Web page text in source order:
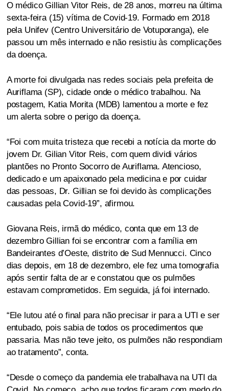
O médico Gillian Vitor Reis, de 28 anos, morreu na última
sexta-feira (15) vítima de Covid-19. Formado em 2018
pela Unifev (Centro Universitário de Votuporanga), ele
passou um mês internado e não resistiu às complicações
da doença.
A morte foi divulgada nas redes sociais pela prefeita de
Auriflama (SP), cidade onde o médico trabalhou. Na
postagem, Katia Morita (MDB) lamentou a morte e fez
um alerta sobre o perigo da doença.
“Foi com muita tristeza que recebi a notícia da morte do
jovem Dr. Gilian Vitor Reis, com quem dividi vários
plantões no Pronto Socorro de Auriflama. Atencioso,
dedicado e um apaixonado pela medicina e por cuidar
das pessoas, Dr. Gillian se foi devido às complicações
causadas pela Covid-19”, afirmou.
Giovana Reis, irmã do médico, conta que em 13 de
dezembro Gillian foi se encontrar com a família em
Bandeirantes d’Oeste, distrito de Sud Mennucci. Cinco
dias depois, em 18 de dezembro, ele fez uma tomografia
após sentir falta de ar e constatou que os pulmões
estavam comprometidos. Em seguida, já foi internado.
“Ele lutou até o final para não precisar ir para a UTI e ser
entubado, pois sabia de todos os procedimentos que
passaria. Mas não teve jeito, os pulmões não respondiam
ao tratamento”, conta.
“Desde o começo da pandemia ele trabalhava na UTI da